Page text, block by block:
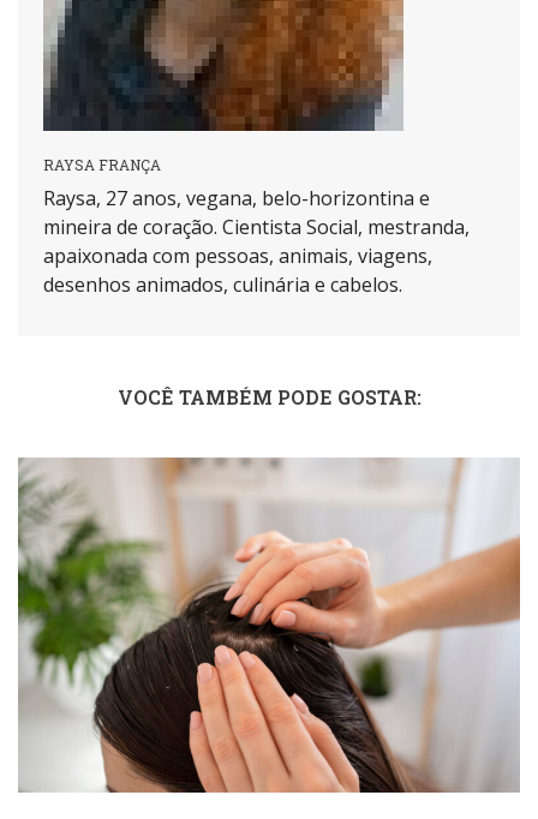
RAYSA FRANÇA
Raysa, 27 anos, vegana, belo-horizontina e
mineira de coração. Cientista Social, mestranda,
apaixonada com pessoas, animais, viagens,
desenhos animados, culinária e cabelos.
VOCÊ TAMBÉM PODE GOSTAR: